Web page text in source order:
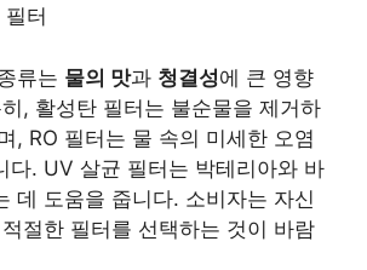
터
류는 물의 맛과 청결성에 큰 영향
, 활성탄 필터는 불순물을 제거하
, RO 필터는 물 속의 미세한 오염
다. UV 살균 필터는 박테리아와 바
데 도움을 줍니다. 소비자는 자신
절한 필터를 선택하는 것이 바람